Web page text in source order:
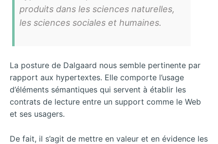
produits dans les sciences naturelles,
les sciences sociales et humaines.
La posture de Dalgaard nous semble pertinente par
rapport aux hypertextes. Elle comporte l’usage
d’éléments sémantiques qui servent à établir les
contrats de lecture entre un support comme le Web
et ses usagers.
De fait, il s’agit de mettre en valeur et en évidence les